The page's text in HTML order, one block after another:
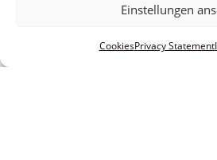
Einstellungen
CookiesPrivacy Statement